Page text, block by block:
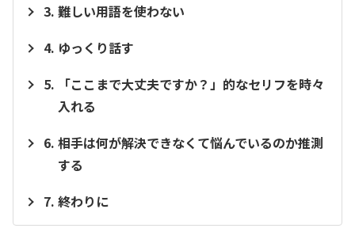
難しい用語を使わない
ゆっくり話す
「ここまで大丈夫ですか？」的なセリフを時々
入れる
相手は何が解決できなくて悩んでいるのか推測
する
終わりに